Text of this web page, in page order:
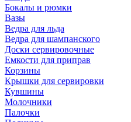
Бокалы и рюмки
Вазы
Ведра для льда
Ведра для шампанского
Доски сервировочные
Емкости для приправ
Корзины
Крышки для сервировки
Кувшины
Молочники
Палочки